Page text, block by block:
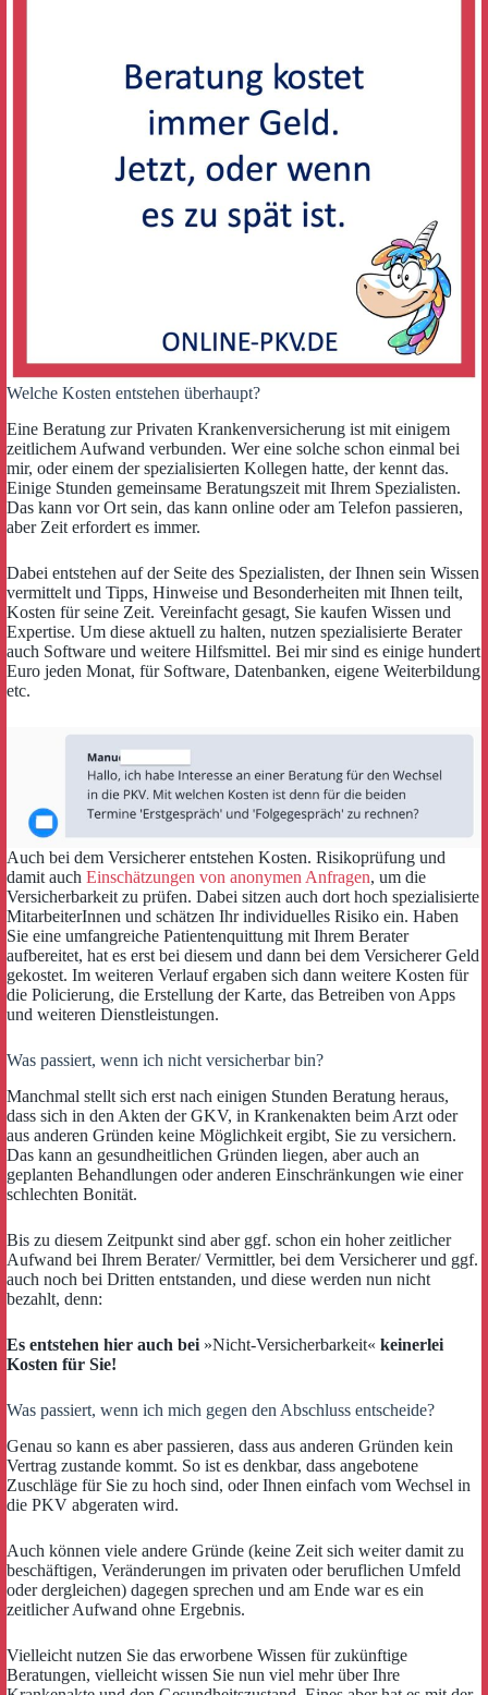
Welche Kosten entstehen überhaupt?
Eine Beratung zur Privaten Krankenversicherung ist mit einigem
zeitlichem Aufwand verbunden. Wer eine solche schon einmal bei
mir, oder einem der spezialisierten Kollegen hatte, der kennt das.
Einige Stunden gemeinsame Beratungszeit mit Ihrem Spezialisten.
Das kann vor Ort sein, das kann online oder am Telefon passieren,
aber Zeit erfordert es immer.
Dabei entstehen auf der Seite des Spezialisten, der Ihnen sein Wissen
vermittelt und Tipps, Hinweise und Besonderheiten mit Ihnen teilt,
Kosten für seine Zeit. Vereinfacht gesagt, Sie kaufen Wissen und
Expertise. Um diese aktuell zu halten, nutzen spezialisierte Berater
auch Software und weitere Hilfsmittel. Bei mir sind es einige hundert
Euro jeden Monat, für Software, Datenbanken, eigene Weiterbildung
etc.
Auch bei dem Versicherer entstehen Kosten. Risikoprüfung und
damit auch Einschätzungen von anonymen Anfragen, um die
Versicherbarkeit zu prüfen. Dabei sitzen auch dort hoch spezialisierte
MitarbeiterInnen und schätzen Ihr individuelles Risiko ein. Haben
Sie eine umfangreiche Patientenquittung mit Ihrem Berater
aufbereitet, hat es erst bei diesem und dann bei dem Versicherer Geld
gekostet. Im weiteren Verlauf ergaben sich dann weitere Kosten für
die Policierung, die Erstellung der Karte, das Betreiben von Apps
und weiteren Dienstleistungen.
Was passiert, wenn ich nicht versicherbar bin?
Manchmal stellt sich erst nach einigen Stunden Beratung heraus,
dass sich in den Akten der GKV, in Krankenakten beim Arzt oder
aus anderen Gründen keine Möglichkeit ergibt, Sie zu versichern.
Das kann an gesundheitlichen Gründen liegen, aber auch an
geplanten Behandlungen oder anderen Einschränkungen wie einer
schlechten Bonität.
Bis zu diesem Zeitpunkt sind aber ggf. schon ein hoher zeitlicher
Aufwand bei Ihrem Berater/ Vermittler, bei dem Versicherer und ggf.
auch noch bei Dritten entstanden, und diese werden nun nicht
bezahlt, denn:
Es entstehen hier auch bei »Nicht-Versicherbarkeit« keinerlei
Kosten für Sie!
Was passiert, wenn ich mich gegen den Abschluss entscheide?
Genau so kann es aber passieren, dass aus anderen Gründen kein
Vertrag zustande kommt. So ist es denkbar, dass angebotene
Zuschläge für Sie zu hoch sind, oder Ihnen einfach vom Wechsel in
die PKV abgeraten wird.
Auch können viele andere Gründe (keine Zeit sich weiter damit zu
beschäftigen, Veränderungen im privaten oder beruflichen Umfeld
oder dergleichen) dagegen sprechen und am Ende war es ein
zeitlicher Aufwand ohne Ergebnis.
Vielleicht nutzen Sie das erworbene Wissen für zukünftige
Beratungen, vielleicht wissen Sie nun viel mehr über Ihre